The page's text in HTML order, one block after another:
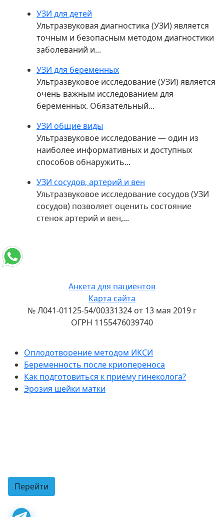
УЗИ для детей
Ультразвуковая диагностика (УЗИ) является
точным и безопасным методом диагностики
заболеваний и...
УЗИ для беременных
Ультразвуковое исследование (УЗИ) является
очень важным исследованием для
беременных. Обязательный...
УЗИ общие виды
Ультразвуковое исследование — один из
наиболее информативных и доступных
способов обнаружить...
УЗИ сосудов, артерий и вен
Ультразвуковое исследование сосудов (УЗИ
сосудов) позволяет оценить состояние
стенок артерий и вен,...
Анкета для пациентов
Карта сайта
№ Л041-01125-54/00331324 от 13 мая 2019 г
ОГРН 1155476039740
Оплодотворение методом ИКСИ
Беременность после криопереноса
Как подготовиться к приёму гинеколога?
Эрозия шейки матки
Перейти